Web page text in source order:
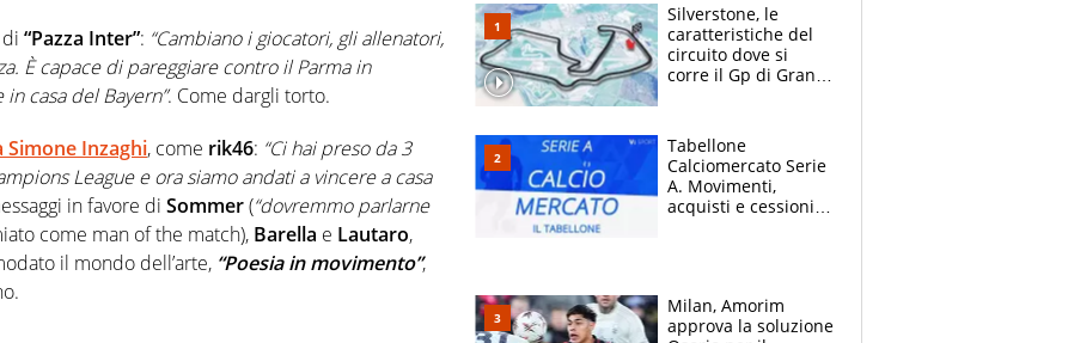
“Pazza Inter”: “Cambiano i giocatori, gli allenatori,
È capace di pareggiare contro il Parma in
casa del Bayern”. Come dargli torto.
Inzaghi, come rik46: “Ci hai preso da 3
League e ora siamo andati a vincere a casa
in favore di Sommer(“dovremmo parlarne
come man of the match), Barella e Lautaro,
il mondo dell’arte, “Poesia in movimento”,
Silverstone, le
caratteristiche del
circuito dove si
corre il Gp di Gran
Tabellone
Calciomercato Serie
A. Movimenti,
acquisti e cessioni:
Milan, Amorim
approva la soluzione